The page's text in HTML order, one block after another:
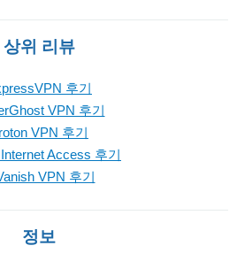
상위 리뷰
후기
VPN 후기
VPN 후기
Access 후기
VPN 후기
정보